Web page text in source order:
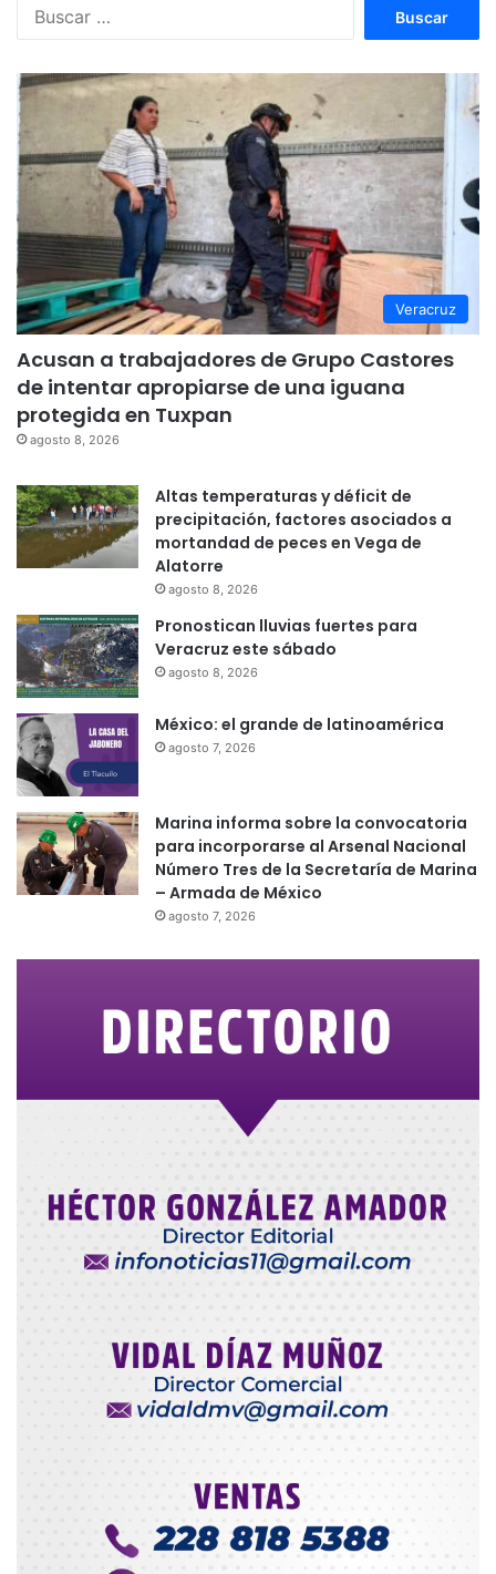
Veracruz
Acusan a trabajadores de Grupo Castores
de intentar apropiarse de una iguana
protegida en Tuxpan
agosto 8, 2026
Altas temperaturas y déficit de
precipitación, factores asociados a
mortandad de peces en Vega de
Alatorre
agosto 8, 2026
Pronostican lluvias fuertes para
Veracruz este sábado
agosto 8, 2026
México: el grande de latinoamérica
agosto 7, 2026
Marina informa sobre la convocatoria
para incorporarse al Arsenal Nacional
Número Tres de la Secretaría de Marina
– Armada de México
agosto 7, 2026